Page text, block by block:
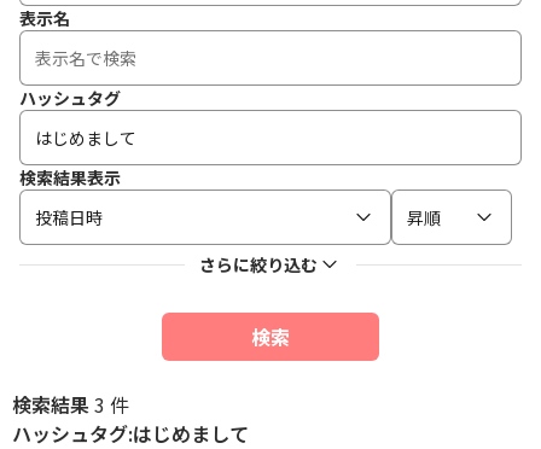
表示名
ハッシュタグ
検索結果表示
投稿日時
昇順
さらに絞り込む
検索
検索結果3 件
ハッシュタグ:はじめまして